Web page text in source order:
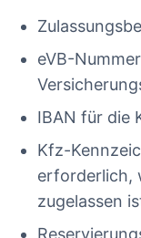
eVB-
IBAN für die
Kfz-
erforderlich,
zugelassen